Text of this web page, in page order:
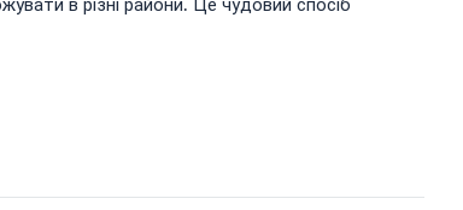
в різні райони. Це чудовий спосіб